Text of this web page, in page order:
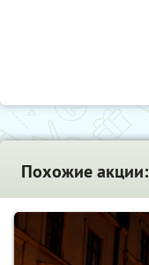
Похожие акции: